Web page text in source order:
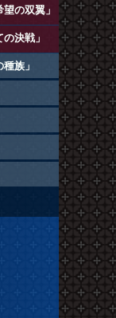
の双翼」
決戦」
族」